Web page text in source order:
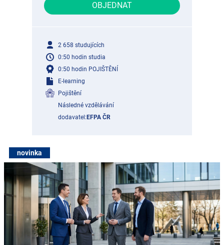
novinka
OBJEDNAT
2 658 studujících
0:50 hodin studia
0:50 hodin POJIŠTĚNÍ
E-learning
Pojištění
Následné vzdělávání
dodavatel: EFPA ČR